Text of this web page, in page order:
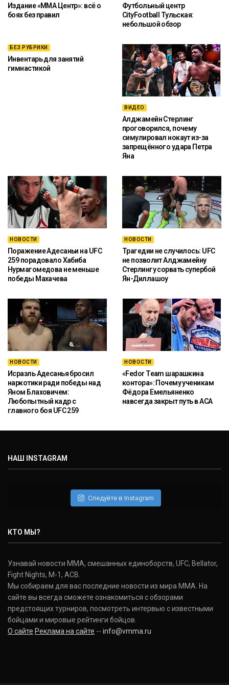
Издание «ММА Центр»: всё о
боях без правил
Футбольный центр
CityFootball Тульская:
небольшой обзор
БЕЗ РУБРИКИ
Инвентарь для занятий
гимнастикой
ВИДЕО
Алджамейн Стерлинг
проговорился, почему
симулировал нокаут из-за
запрещённого удара Петра
Яна
НОВОСТИ
Поражение Адесаньи на UFC
259 порадовало Хабиба
Нурмагомедова не меньше
победы Махачева
НОВОСТИ
Трагедии не случилось: UFC
не позволит Алджамейну
Стерлингу сорвать супербой
Ян-Диллашоу
НОВОСТИ
Исраэль Адесанья бросил
наркотики ради победы над
Яном Блаховичем:
Любопытный кадр с
главного боя UFC 259
НОВОСТИ
«Fedor Team шарашкина
контора»: Почему ученикам
Фёдора Емельяненко
навсегда закрыт путь в ACA
НАШ INSTAGRAM
Следуйте в Instagram
КТО МЫ?
Узнавай новости ММА, смешанных единоборств, UFC, Bellator,
Fight Nights, M-1, ACB.
Мы собираем для вас последние новости из мира ММА. На
сайте вы всегда сможете ознакомиться с обзорами
предстоящих турниров, посмотреть интервью с известными
бойцами и мировые рейтинги бойцов.
О сайте Реклама на сайте -- info@vmma.ru